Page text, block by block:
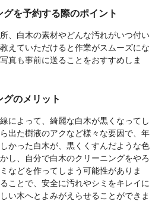
を予約する際のポイント
、白木の素材やどんな汚れがいつ付い
えていただけると作業がスムーズにな
真も事前に送ることをおすすめしま
のメリット
によって、綺麗な白木が黒くなってし
出た樹液のアクなど様々な要因で、年
かった白木が、黒くくすんだような色
し、自分で白木のクリーニングをやろ
などを作ってしまう可能性がありま
ことで、安全に汚れやシミをキレイに
い木へとよみがえらせることができま